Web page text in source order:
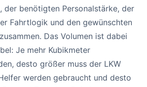
der benötigten Personalstärke, der
Fahrtlogik und den gewünschten
Das Volumen ist dabei
Je mehr Kubikmeter
desto größer muss der LKW
werden gebraucht und desto